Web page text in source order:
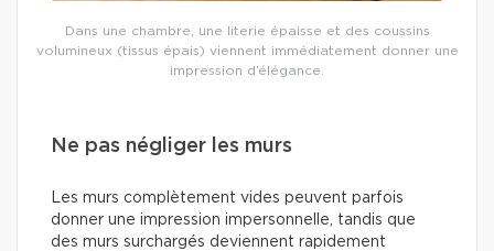
Dans une chambre, une literie épaisse et des coussins
volumineux (tissus épais) viennent immédiatement donner une
impression d’élégance.
Ne pas négliger les murs
Les murs complètement vides peuvent parfois
donner une impression impersonnelle, tandis que
des murs surchargés deviennent rapidement